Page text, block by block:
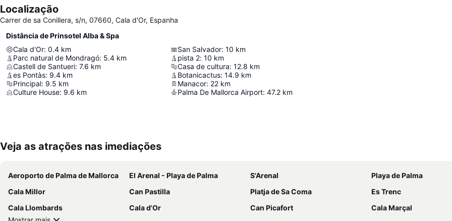
Localização
Carrer de sa Conillera, s/n, 07660, Cala d'Or, Espanha
Distância de Prinsotel Alba & Spa
Cala d'Or: 0.4 km
Parc natural de Mondragó: 5.4 km
Castell de Santueri: 7.6 km
es Pontàs: 9.4 km
Principal: 9.5 km
Culture House: 9.6 km
San Salvador: 10 km
pista 2: 10 km
Casa de cultura: 12.8 km
Botanicactus: 14.9 km
Manacor: 22 km
Palma De Mallorca Airport: 47.2 km
Veja as atrações nas imediações
Aeroporto de Palma de Mallorca El Arenal - Playa de Palma S'Arenal
Playa de Palma
Cala Millor
Can Pastilla Platja de Sa Coma
Es Trenc
Cala Llombards
Cala d'Or Can Picafort
Cala Marçal